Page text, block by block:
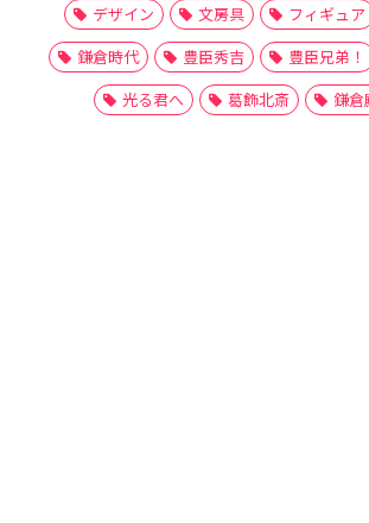
デザイン
文房具 フィギュア
鎌倉時代
豊臣秀吉 豊臣兄弟！
光る君へ
葛飾北斎 鎌倉